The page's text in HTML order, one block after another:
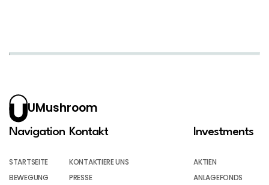
UMushroom
Navigation
STARTSEITE
BEWEGUNG
Kontakt
KONTAKTIERE UNS
PRESSE
Investments
AKTIEN
ANLAGEFONDS